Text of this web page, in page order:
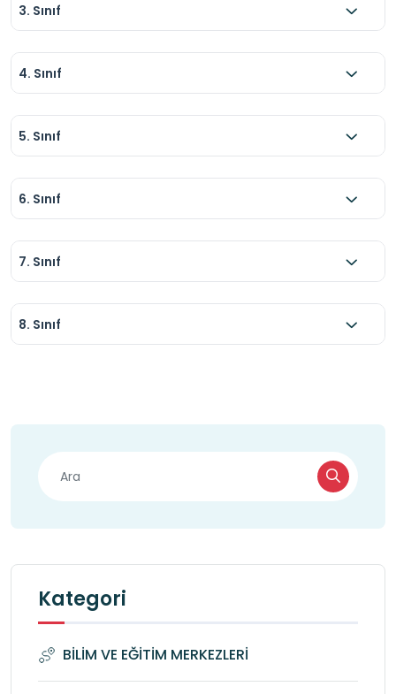
3. Sınıf
4. Sınıf
5. Sınıf
6. Sınıf
7. Sınıf
8. Sınıf
Kategori
BİLİM VE EĞİTİM MERKEZLERİ